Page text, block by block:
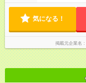
気になる！
掲載元企業名